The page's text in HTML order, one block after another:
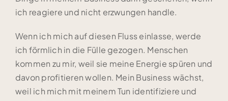
ich reagiere und nicht erzwungen handle.
Wenn ich mich auf diesen Fluss einlasse, werde
ich förmlich in die Fülle gezogen. Menschen
kommen zu mir, weil sie meine Energie spüren und
davon profitieren wollen. Mein Business wächst,
weil ich mich mit meinem Tun identifiziere und